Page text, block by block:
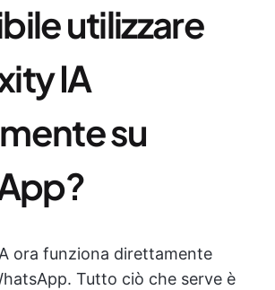
utilizzare
IA
su
ora funziona direttamente
Tutto ciò che serve è